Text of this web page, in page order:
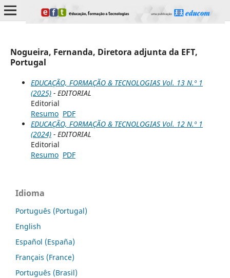
Nogueira, Fernanda, Diretora adjunta da EFT,
Portugal
EDUCAÇÃO, FORMAÇÃO & TECNOLOGIAS Vol. 13 N.º 1
(2025)- EDITORIAL
Editorial
Resumo PDF
EDUCAÇÃO, FORMAÇÃO & TECNOLOGIAS Vol. 12 N.º 1
(2024)- EDITORIAL
Editorial
Resumo PDF
Idioma
Português (Portugal)
English
Español (España)
Français (France)
Português (Brasil)